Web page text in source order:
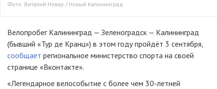
Фото: Виталий Невар / Новый Калининград
Велопробег Калининград — Зеленоградск — Калининград
(бывший «Тур де Кранц») в этом году пройдёт 3 сентября,
сообщает региональное министерство спорта на своей
странице «Вконтакте».
«Легендарное велособытие с более чем 30-летней